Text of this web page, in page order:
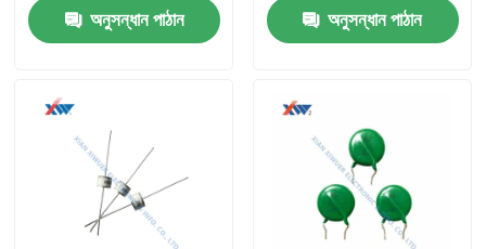
VR প্রদর্শন
অনুসন্ধান পাঠান
ভেরিস্টর
অনুসন্ধান পাঠান